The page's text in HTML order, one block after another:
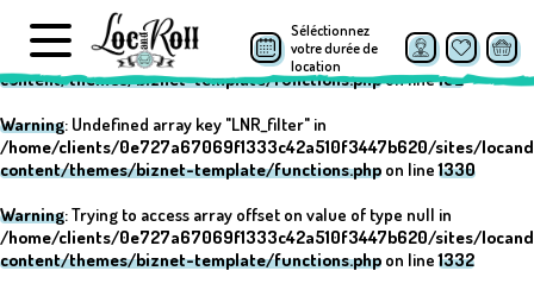
Warning: Undefined array key "post_type" in
/home/clients/0e727a67069f1333c42a510f3447b620/sites/
content/themes/biznet-template/functions.phpon line152
Warning: Undefined array key "LNR_filter" in
/home/clients/0e727a67069f1333c42a510f3447b620/sites/
content/themes/biznet-template/functions.php on line1330
Warning: Trying to access array offset on value of type null in
/home/clients/0e727a67069f1333c42a510f3447b620/sites/
content/themes/biznet-template/functions.php on line1332
Séléctionnez
votre durée de
location